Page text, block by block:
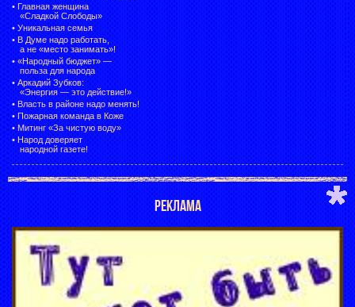
• Главная женщина
«Сладкой Слободы»
• Уникальная семья
• В Думе надо работать,
а не «место занимать»!
• «Народный бюджет» —
польза для народа
• Аркадий Зубков:
«Энергия — это действие!»
• Власть в районе надо менять!
• Пожарная команда в Коже
• Митинг «За чистую воду»
• Народ доверяет
народной газете!
РЕКЛАМА